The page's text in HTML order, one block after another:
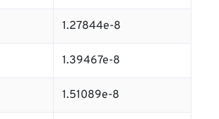
1.27844e-8
1.39467e-8
1.51089e-8